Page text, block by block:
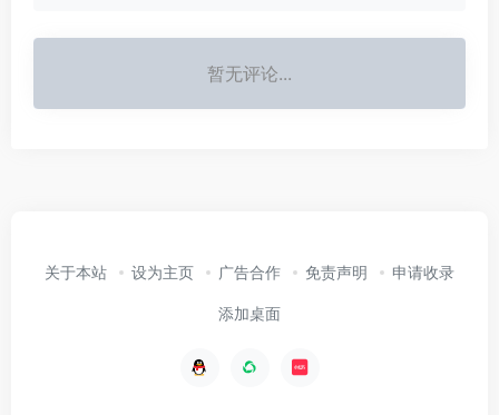
暂无评论...
关于本站 设为主页 广告合作 免责声明 申请收录
添加桌面